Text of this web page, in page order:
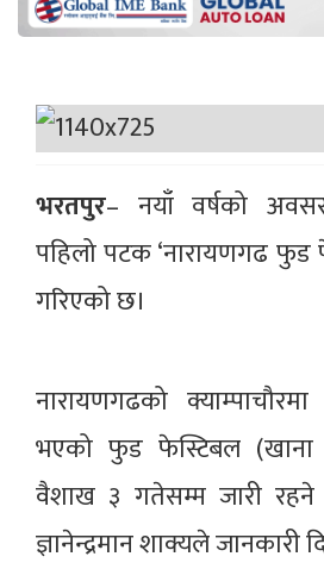
भरतपुर– नयाँ वर्षको
पहिलो पटक ‘नारायणगढ फुड
गरिएको छ।
नारायणगढको
भएको फुड फेस्टिबल (खाना
वैशाख ३ गतेसम्म जारी
ज्ञानेन्द्रमान शाक्यले जानकारी